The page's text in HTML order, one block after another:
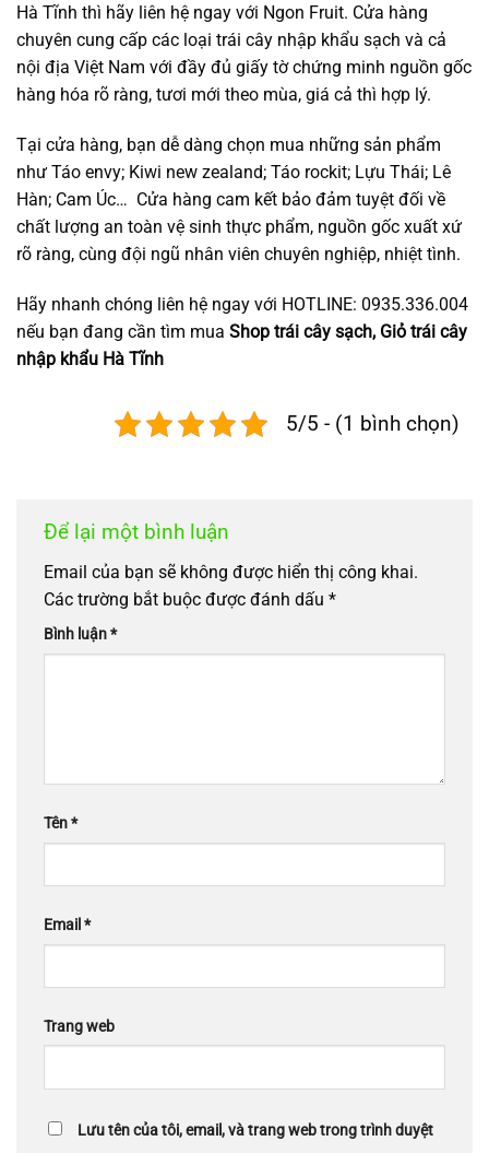
Hà Tĩnh thì hãy liên hệ ngay với Ngon Fruit. Cửa hàng
chuyên cung cấp các loại trái cây nhập khẩu sạch và cả
nội địa Việt Nam với đầy đủ giấy tờ chứng minh nguồn gốc
hàng hóa rõ ràng, tươi mới theo mùa, giá cả thì hợp lý.
Tại cửa hàng, bạn dễ dàng chọn mua những sản phẩm
như Táo envy; Kiwi new zealand; Táo rockit; Lựu Thái; Lê
Hàn; Cam Úc… Cửa hàng cam kết bảo đảm tuyệt đối về
chất lượng an toàn vệ sinh thực phẩm, nguồn gốc xuất xứ
rõ ràng, cùng đội ngũ nhân viên chuyên nghiệp, nhiệt tình.
Hãy nhanh chóng liên hệ ngay với HOTLINE: 0935.336.004
nếu bạn đang cần tìm mua Shop trái cây sạch, Giỏ trái cây
nhập khẩu Hà Tĩnh
5/5 - (1 bình chọn)
Để lại một bình luận
Email của bạn sẽ không được hiển thị công khai.
Các trường bắt buộc được đánh dấu *
Bình luận*
Tên*
Email *
Trang web
Lưu tên của tôi, email, và trang web trong trình duyệt